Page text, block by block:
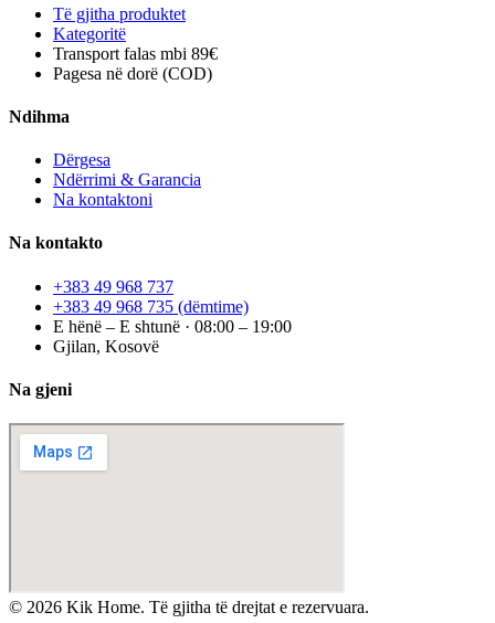
Të gjitha produktet
Kategoritë
Transport falas mbi 89€
Pagesa në dorë (COD)
Ndihma
Dërgesa
Ndërrimi & Garancia
Na kontaktoni
Na kontakto
+383 49 968 737
+383 49 968 735 (dëmtime)
E hënë – E shtunë · 08:00 – 19:00
Gjilan, Kosovë
Na gjeni
© 2026 Kik Home. Të gjitha të drejtat e rezervuara.